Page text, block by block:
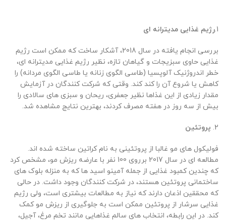
1. رژیم غذایی مدیترانه ای
بررسی انجام یافته در سال 2018، آشکار ساخت که ممکن است رژیم
غذایی حاوی سبزیجات و گیاهان تازه، نظیر رژیم غذایی مدیترانه ای،
خطر اندروژنیک آلوپسیا (طاسی الگوی زنانه یا طاسی الگوی مردانه) را
کاهش یا شروع آن را کند کند. وقتی که شرکت کنندگان در آزمایش
مقدار زیادی از این غذاها نظیر جعفری، ریحان و سبزی های سالادی را
بیش از سه روز در هفته مصرف کردند، بهترین نتایج مشاهده شد.
2. پروتئین
فولیکول های مو غالبا از پروتئینی به نام کراتین ساخته شده اند.
مطالعه ای در سال 2017 برروی 100 نفر با عارضه ریزش مو، مشخص کرد
که چندین کمبود غذایی از جمله آمینو اسید ها که به منزله بلوک های
ساختمانی پروتئین هستند، در شرکت کنندگان وجود داشت. در حالی
که محققین اذعان دارند که نیاز به مطالعات بیشتری است، ولی رژیم
غذایی سرشار از پروتئین ممکن است به جلوگیری از ریزش مو کمک
کند. در این رابطه، انتخاب های سالم غذاهایی مانند تخم مرغ، آجیل،